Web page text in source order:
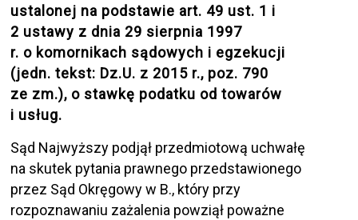
ustalonej na podstawie art. 49 ust. 1 i
2 ustawy z dnia 29 sierpnia 1997
r. o komornikach sądowych i egzekucji
(jedn. tekst: Dz.U. z 2015 r., poz. 790
ze zm.), o stawkę podatku od towarów
i usług.
Sąd Najwyższy podjął przedmiotową uchwałę
na skutek pytania prawnego przedstawionego
przez Sąd Okręgowy w B., który przy
rozpoznawaniu zażalenia powziął poważne